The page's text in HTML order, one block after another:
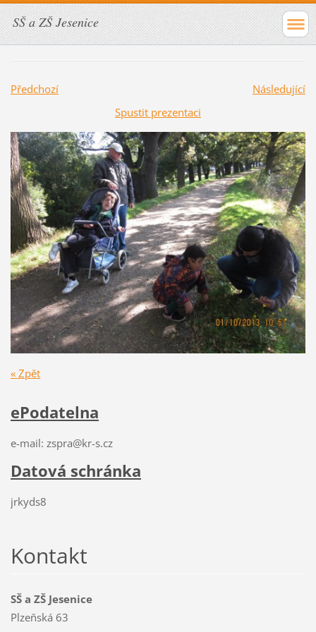
SŠ a ZŠ Jesenice
Předchozí
Následující
Spustit prezentaci
« Zpět
ePodatelna
e-mail: zspra@kr-s.cz
Datová schránka
jrkyds8
Kontakt
SŠ a ZŠ Jesenice
Plzeňská 63